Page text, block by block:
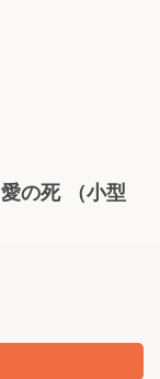
の死 （小型